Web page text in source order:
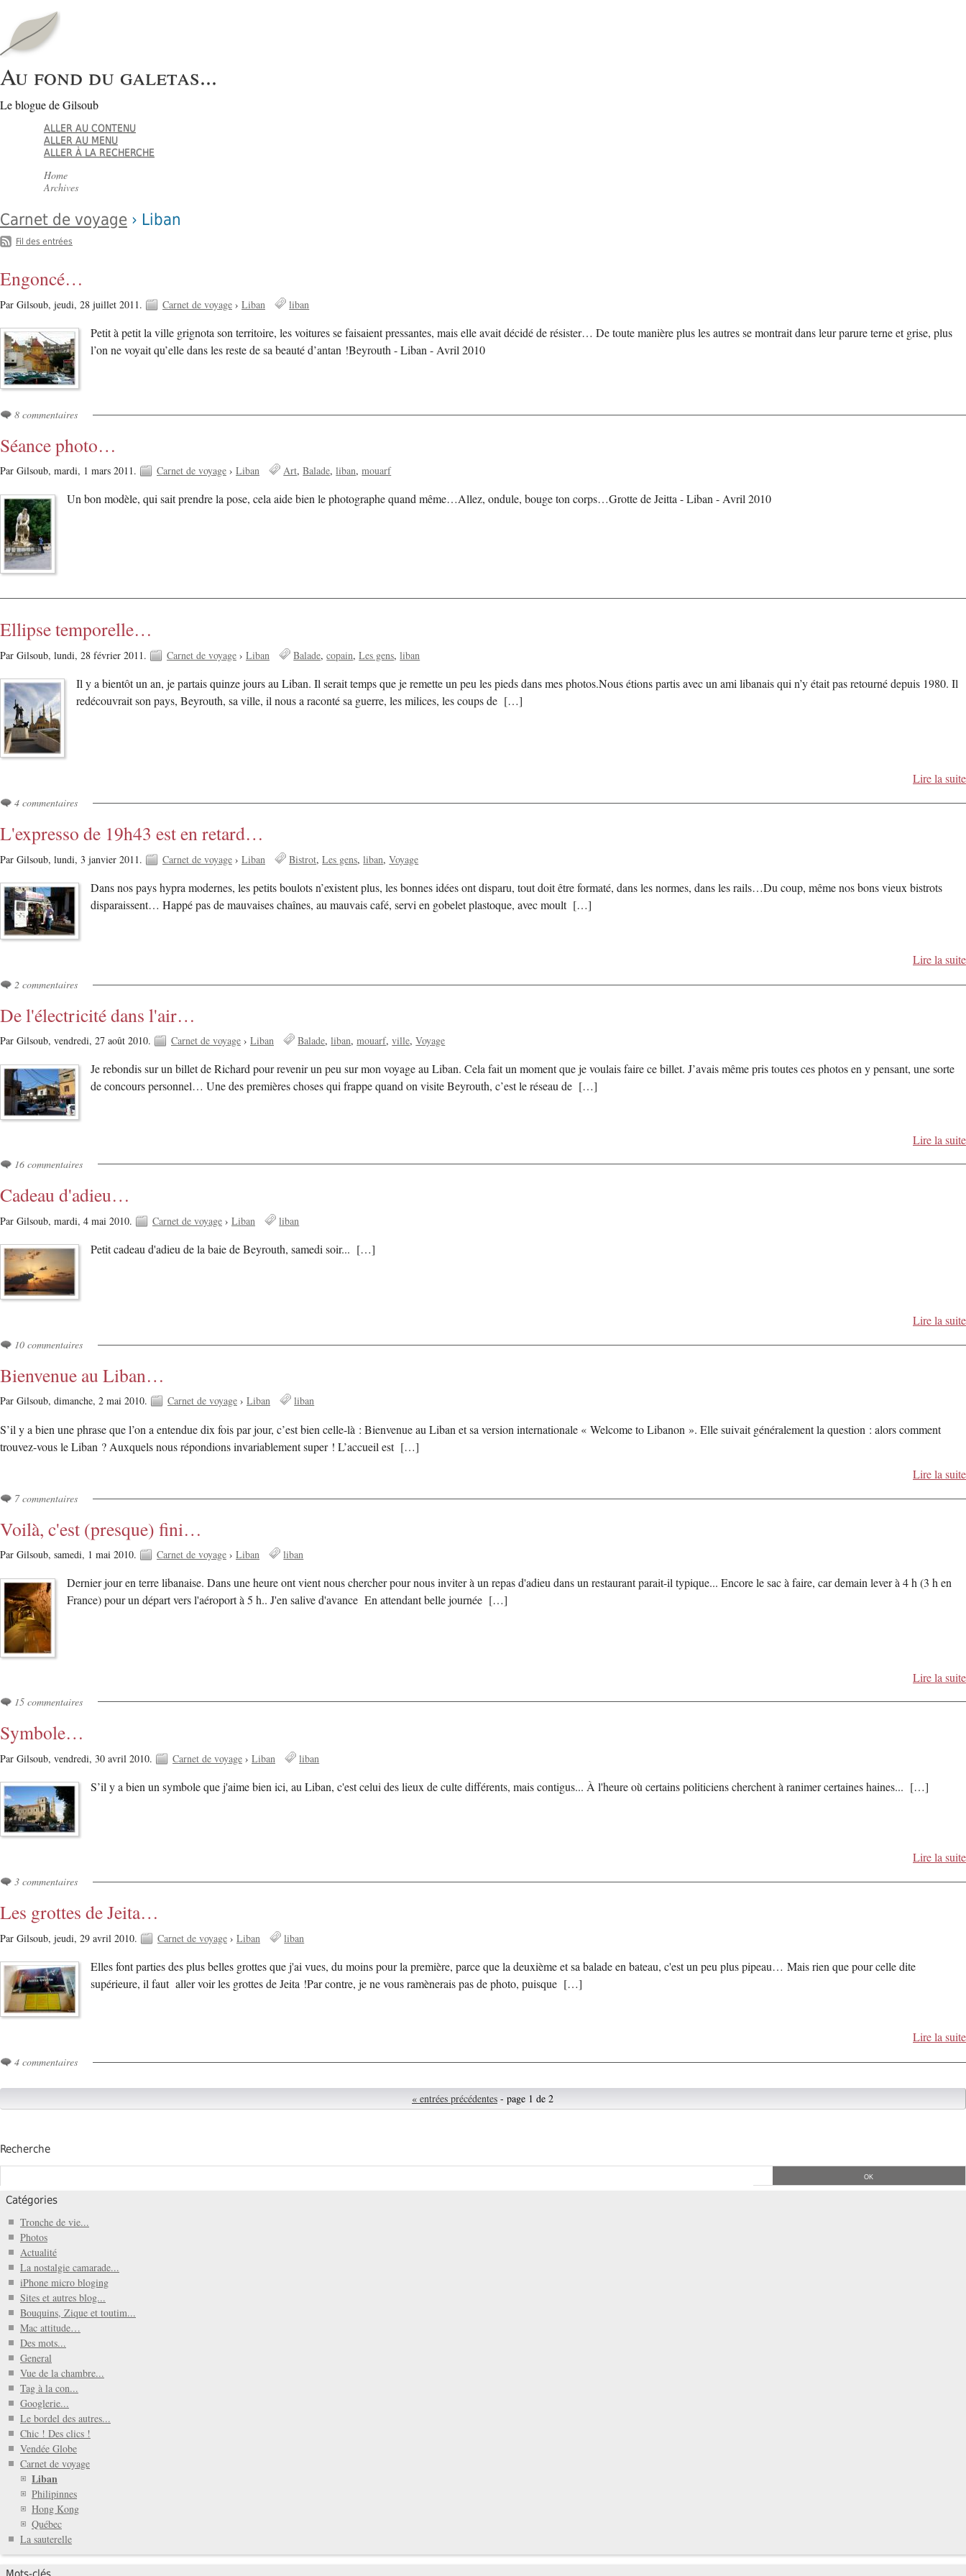
Au fond du galetas...
Le blogue de Gilsoub
ALLER AU CONTENU
ALLER AU MENU
ALLER À LA RECHERCHE
Home
Archives
Carnet de voyage › Liban
Fil des entrées
Engoncé…
Par Gilsoub, jeudi, 28 juillet 2011. Carnet de voyage › Liban liban
Petit à petit la ville grignota son territoire, les voitures se faisaient pressantes, mais elle avait décidé de résister… De toute manière plus les autres se montrait dans leur parure terne et grise, plus
l’on ne voyait qu’elle dans les reste de sa beauté d’antan !Beyrouth - Liban - Avril 2010
8 commentaires
Séance photo…
Par Gilsoub, mardi, 1 mars 2011. Carnet de voyage › Liban Art Balade liban mouarf
Un bon modèle, qui sait prendre la pose, cela aide bien le photographe quand même…Allez, ondule, bouge ton corps…Grotte de Jeitta - Liban - Avril 2010
Ellipse temporelle…
Par Gilsoub, lundi, 28 février 2011. Carnet de voyage › Liban Balade copain Les gens liban
Il y a bientôt un an, je partais quinze jours au Liban. Il serait temps que je remette un peu les pieds dans mes photos.Nous étions partis avec un ami libanais qui n’y était pas retourné depuis 1980. Il
redécouvrait son pays, Beyrouth, sa ville, il nous a raconté sa guerre, les milices, les coups de […]
Lire la suite
4 commentaires
L'expresso de 19h43 est en retard…
Par Gilsoub, lundi, 3 janvier 2011. Carnet de voyage › Liban Bistrot Les gens liban Voyage
Dans nos pays hypra modernes, les petits boulots n’existent plus, les bonnes idées ont disparu, tout doit être formaté, dans les normes, dans les rails…Du coup, même nos bons vieux bistrots
disparaissent… Happé pas de mauvaises chaînes, au mauvais café, servi en gobelet plastoque, avec moult […]
Lire la suite
2 commentaires
De l'électricité dans l'air…
Par Gilsoub, vendredi, 27 août 2010. Carnet de voyage › Liban Balade liban mouarf ville Voyage
Je rebondis sur un billet de Richard pour revenir un peu sur mon voyage au Liban. Cela fait un moment que je voulais faire ce billet. J’avais même pris toutes ces photos en y pensant, une sorte
de concours personnel… Une des premières choses qui frappe quand on visite Beyrouth, c’est le réseau de […]
Lire la suite
16 commentaires
Cadeau d'adieu…
Par Gilsoub, mardi, 4 mai 2010. Carnet de voyage › Liban liban
Petit cadeau d'adieu de la baie de Beyrouth, samedi soir... […]
Lire la suite
10 commentaires
Bienvenue au Liban…
Par Gilsoub, dimanche, 2 mai 2010. Carnet de voyage › Liban liban
S’il y a bien une phrase que l’on a entendue dix fois par jour, c’est bien celle-là : Bienvenue au Liban et sa version internationale « Welcome to Libanon ». Elle suivait généralement la question : alors comment
trouvez-vous le Liban ? Auxquels nous répondions invariablement super ! L’accueil est […]
Lire la suite
7 commentaires
Voilà, c'est (presque) fini…
Par Gilsoub, samedi, 1 mai 2010. Carnet de voyage › Liban liban
Dernier jour en terre libanaise. Dans une heure ont vient nous chercher pour nous inviter à un repas d'adieu dans un restaurant parait-il typique... Encore le sac à faire, car demain lever à 4 h (3 h en
France) pour un départ vers l'aéroport à 5 h.. J'en salive d'avance En attendant belle journée […]
Lire la suite
15 commentaires
Symbole…
Par Gilsoub, vendredi, 30 avril 2010. Carnet de voyage › Liban liban
S’il y a bien un symbole que j'aime bien ici, au Liban, c'est celui des lieux de culte différents, mais contigus... À l'heure où certains politiciens cherchent à ranimer certaines haines... […]
Lire la suite
3 commentaires
Les grottes de Jeita…
Par Gilsoub, jeudi, 29 avril 2010. Carnet de voyage › Liban liban
Elles font parties des plus belles grottes que j'ai vues, du moins pour la première, parce que la deuxième et sa balade en bateau, c'est un peu plus pipeau… Mais rien que pour celle dite
supérieure, il faut aller voir les grottes de Jeita !Par contre, je ne vous ramènerais pas de photo, puisque […]
Lire la suite
4 commentaires
« entrées précédentes - page 1 de 2
Recherche
Catégories
Tronche de vie...
Photos
Actualité
La nostalgie camarade...
iPhone micro bloging
Sites et autres blog...
Bouquins, Zique et toutim...
Mac attitude…
Des mots...
General
Vue de la chambre...
Tag à la con...
Googlerie...
Le bordel des autres...
Chic ! Des clics !
Vendée Globe
Carnet de voyage
Liban
Philipinnes
Hong Kong
Québec
La sauterelle